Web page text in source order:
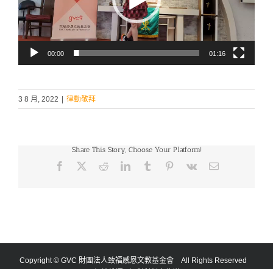
器
00:00 01:16
3 8 月, 2022 律動敬拜
Share This Story, Choose Your Platform!
Facebook RedditLinkedInTumblr Pinterest
Vk Email:
Copyright © GVC 財團法人致福感恩文教基金會 All Rights Reserved